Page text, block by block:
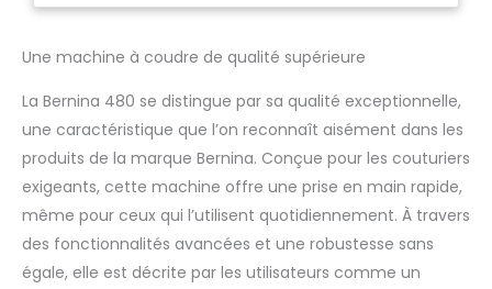
Une machine à coudre de qualité supérieure
La Bernina 480 se distingue par sa qualité exceptionnelle,
une caractéristique que l’on reconnaît aisément dans les
produits de la marque Bernina. Conçue pour les couturiers
exigeants, cette machine offre une prise en main rapide,
même pour ceux qui l’utilisent quotidiennement. À travers
des fonctionnalités avancées et une robustesse sans
égale, elle est décrite par les utilisateurs comme un